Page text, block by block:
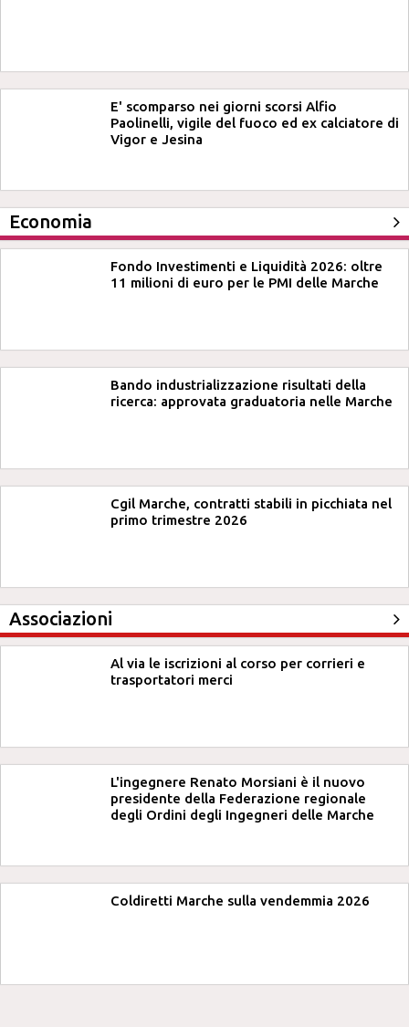
E' scomparso nei giorni scorsi Alfio
Paolinelli, vigile del fuoco ed ex calciatore di
Vigor e Jesina
Economia
Fondo Investimenti e Liquidità 2026: oltre
11 milioni di euro per le PMI delle Marche
Bando industrializzazione risultati della
ricerca: approvata graduatoria nelle Marche
Cgil Marche, contratti stabili in picchiata nel
primo trimestre 2026
Associazioni
Al via le iscrizioni al corso per corrieri e
trasportatori merci
L'ingegnere Renato Morsiani è il nuovo
presidente della Federazione regionale
degli Ordini degli Ingegneri delle Marche
Coldiretti Marche sulla vendemmia 2026